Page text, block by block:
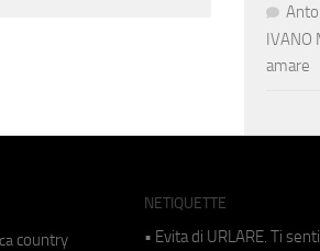
IVANO
amare
country
NETIQUETTE
• Evita di URLARE. Ti